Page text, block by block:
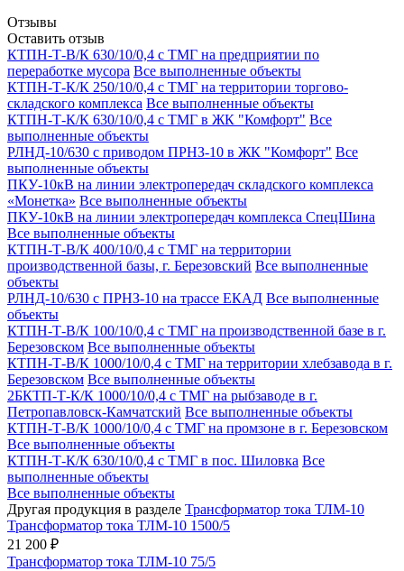
Отзывы
Оставить отзыв
КТПН-Т-В/К 630/10/0,4 с ТМГ на предприятии по
переработке мусора Все выполненные объекты
КТПН-Т-К/К 250/10/0,4 с ТМГ на территории торгово-
складского комплекса Все выполненные объекты
КТПН-Т-К/К 630/10/0,4 с ТМГ в ЖК "Комфорт" Все
выполненные объекты
РЛНД-10/630 с приводом ПРНЗ-10 в ЖК "Комфорт" Все
выполненные объекты
ПКУ-10кВ на линии электропередач складского комплекса
«Монетка» Все выполненные объекты
ПКУ-10кВ на линии электропередач комплекса СпецШина
Все выполненные объекты
КТПН-Т-В/К 400/10/0,4 с ТМГ на территории
производственной базы, г. Березовский Все выполненные
объекты
РЛНД-10/630 с ПРНЗ-10 на трассе ЕКАД Все выполненные
объекты
КТПН-Т-В/К 100/10/0,4 с ТМГ на производственной базе в г.
Березовском Все выполненные объекты
КТПН-Т-В/К 1000/10/0,4 с ТМГ на территории хлебзавода в г.
Березовском Все выполненные объекты
2БКТП-Т-К/К 1000/10/0,4 с ТМГ на рыбзаводе в г.
Петропавловск-Камчатский Все выполненные объекты
КТПН-Т-В/К 1000/10/0,4 с ТМГ на промзоне в г. Березовском
Все выполненные объекты
КТПН-Т-К/К 630/10/0,4 с ТМГ в пос. Шиловка Все
выполненные объекты
Все выполненные объекты
Другая продукция в разделе Трансформатор тока ТЛМ-10
Трансформатор тока ТЛМ-10 1500/5
21 200 ₽
Трансформатор тока ТЛМ-10 75/5